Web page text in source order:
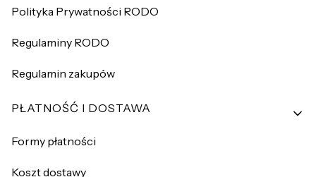
Polityka Prywatności RODO
Regulaminy RODO
Regulamin zakupów
PŁATNOŚĆ I DOSTAWA
Formy płatności
Koszt dostawy